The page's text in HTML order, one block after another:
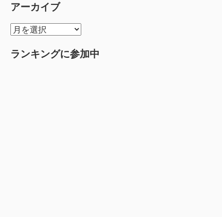
アーカイブ
ア
カ
ランキングに参加中